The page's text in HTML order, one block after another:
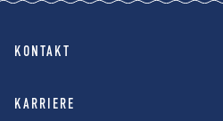
KONTAKT
KARRIERE